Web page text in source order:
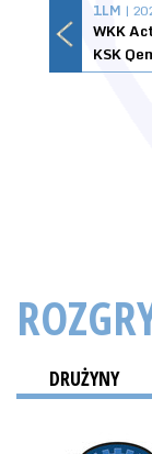
1LM |
WKK
DRUŻYNY